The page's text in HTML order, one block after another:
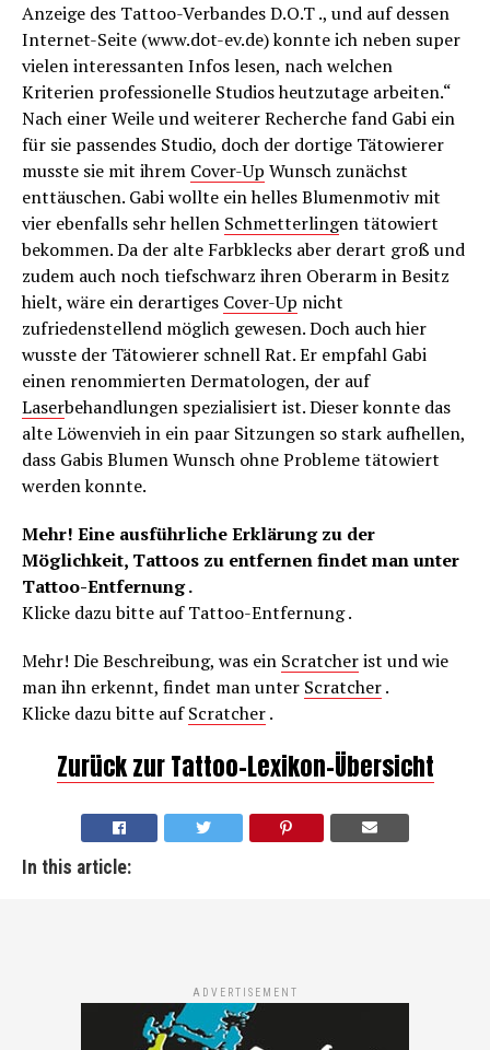
Anzeige des Tattoo-Verbandes D.O.T ., und auf dessen
Internet-Seite (www.dot-ev.de) konnte ich neben super
vielen interessanten Infos lesen, nach welchen
Kriterien professionelle Studios heutzutage arbeiten.“
Nach einer Weile und weiterer Recherche fand Gabi ein
für sie passendes Studio, doch der dortige Tätowierer
musste sie mit ihrem Cover-Up Wunsch zunächst
enttäuschen. Gabi wollte ein helles Blumenmotiv mit
vier ebenfalls sehr hellen Schmetterlingen tätowiert
bekommen. Da der alte Farbklecks aber derart groß und
zudem auch noch tiefschwarz ihren Oberarm in Besitz
hielt, wäre ein derartiges Cover-Up nicht
zufriedenstellend möglich gewesen. Doch auch hier
wusste der Tätowierer schnell Rat. Er empfahl Gabi
einen renommierten Dermatologen, der auf
Laserbehandlungen spezialisiert ist. Dieser konnte das
alte Löwenvieh in ein paar Sitzungen so stark aufhellen,
dass Gabis Blumen Wunsch ohne Probleme tätowiert
werden konnte.
Mehr! Eine ausführliche Erklärung zu der
Möglichkeit, Tattoos zu entfernen findet man unter
Tattoo-Entfernung .
Klicke dazu bitte auf Tattoo-Entfernung .
Mehr! Die Beschreibung, was ein Scratcherist und wie
man ihn erkennt, findet man unter Scratcher.
Klicke dazu bitte aufScratcher.
Zurück zur Tattoo-Lexikon-Übersicht
In this article:
ADVERTISEMENT